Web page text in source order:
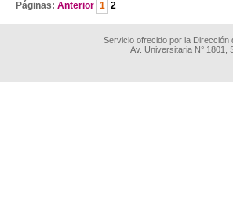
Páginas: Anterior 1 2
Servicio ofrecido por la
Av. Universitaria N° 1801,